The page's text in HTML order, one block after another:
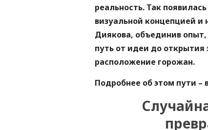
реальность. Так
визуальной концепцией
Диякова, объединив
путь от идеи до открытия
расположение горожан.
Подробнее об этом пути –